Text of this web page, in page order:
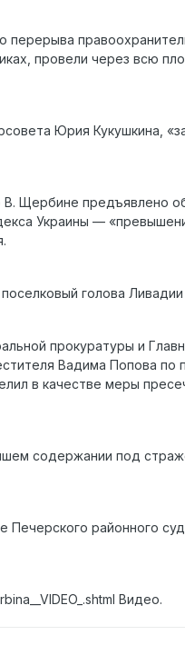
провели через всю
Юрия Кукушкина,
Щербине предъявлено
Украины —
голова
прокуратуры и
Вадима Попова
в качестве меры
содержании под
районного
Видео.